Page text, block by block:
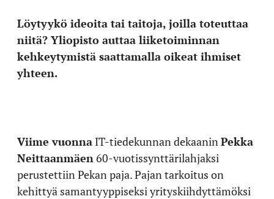
Löytyykö ideoita tai taitoja, joilla toteuttaa
niitä? Yliopisto auttaa liiketoiminnan
kehkeytymistä saattamalla oikeat ihmiset
yhteen.
Viime vuonna IT-tiedekunnan dekaanin Pekka
Neittaanmäen 60-vuotissynttärilahjaksi
perustettiin Pekan paja. Pajan tarkoitus on
kehittyä samantyyppiseksi yrityskiihdyttämöksi